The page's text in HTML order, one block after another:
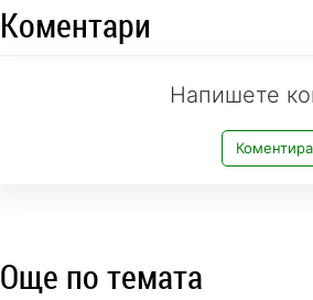
Коментари
Напишете
Още по темата